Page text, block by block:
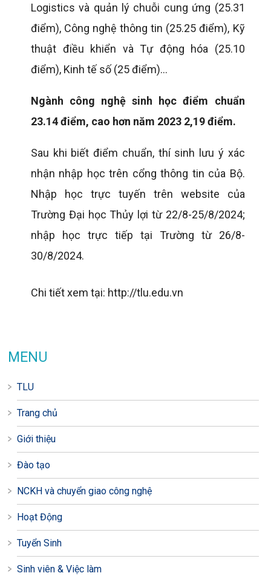
Logistics và quản lý chuỗi cung ứng (25.31
điểm), Công nghệ thông tin (25.25 điểm), Kỹ
thuật điều khiển và Tự động hóa (25.10
điểm), Kinh tế số (25 điểm)...
Ngành công nghệ sinh học điểm chuẩn
23.14 điểm, cao hơn năm 2023 2,19 điểm.
Sau khi biết điểm chuẩn, thí sinh lưu ý xác
nhận nhập học trên cổng thông tin của Bộ.
Nhập học trực tuyến trên website của
Trường Đại học Thủy lợi từ 22/8-25/8/2024;
nhập học trực tiếp tại Trường từ 26/8-
30/8/2024.
Chi tiết xem tại: http://tlu.edu.vn
MENU
TLU
Trang chủ
Giới thiệu
Đào tạo
NCKH và chuyển giao công nghệ
Hoạt Động
Tuyển Sinh
Sinh viên & Việc làm